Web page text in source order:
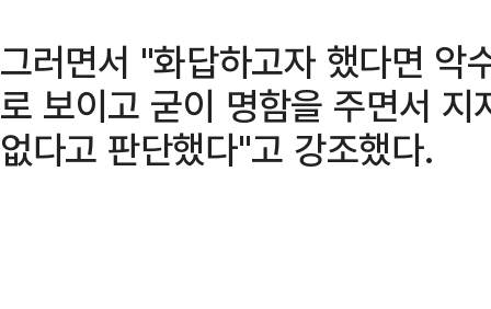
그러면서 "화답하고자 했다면 악
로 보이고 굳이 명함을 주면서
없다고 판단했다"고 강조했다.